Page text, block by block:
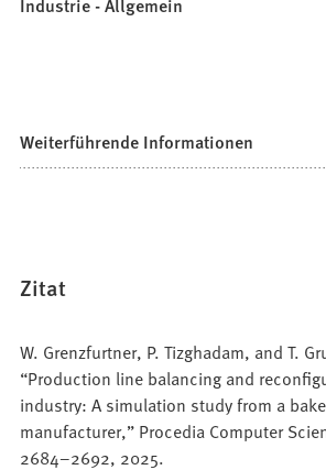
Industrie - Allgemein
Weiterführende Informationen
Zitat
W. Grenzfurtner, P. Tizghadam, and T.
“Production line balancing and
industry: A simulation study from a
manufacturer,” Procedia Computer
2684–2692, 2025.